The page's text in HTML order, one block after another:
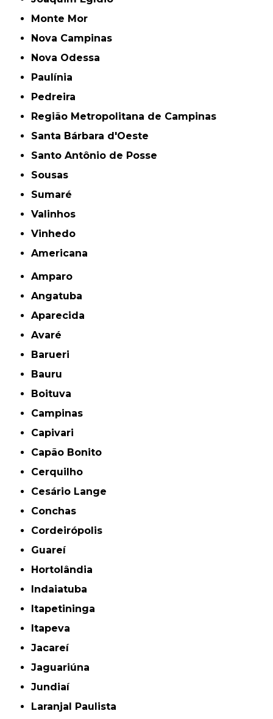
Monte Mor
Nova Campinas
Nova Odessa
Paulínia
Pedreira
Região Metropolitana de Campinas
Santa Bárbara d'Oeste
Santo Antônio de Posse
Sousas
Sumaré
Valinhos
Vinhedo
americana
Amparo
Angatuba
Aparecida
Avaré
Barueri
Bauru
Boituva
Campinas
Capivari
Capão Bonito
Cerquilho
Cesário Lange
Conchas
Cordeirópolis
Guareí
Hortolândia
Indaiatuba
Itapetininga
Itapeva
Jacareí
Jaguariúna
Jundiaí
Laranjal Paulista